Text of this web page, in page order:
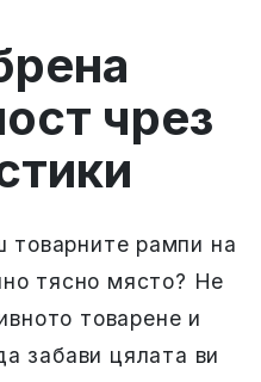
чрез
товарните рампи на
тясно място? Не
товарене и
забави цялата ви